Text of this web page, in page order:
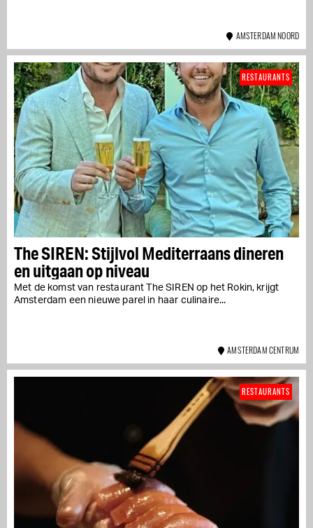
AMSTERDAM NOORD
The SIREN: Stijlvol Mediterraans dineren
en uitgaan op niveau
Met de komst van restaurant The SIREN op het Rokin, krijgt
Amsterdam een nieuwe parel in haar culinaire...
RESTAURANTS
AMSTERDAM CENTRUM
RESTAURANTS